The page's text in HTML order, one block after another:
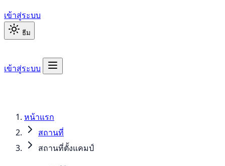
เข้าสู่ระบบ
ธีม
เข้าสู่ระบบ
หน้าแรก
สถานที่
สถานที่ตั้งแคมป์